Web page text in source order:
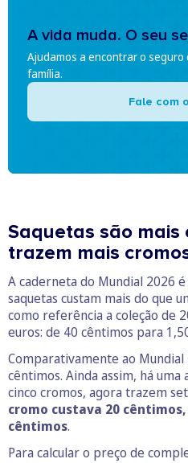
A vida muda. O seu
Ajudamos a encontrar o seguro
família.
Fale com
Saquetas são mais
trazem mais
A caderneta do Mundial 2026
saquetas custam mais do que
como referência a coleção de
euros: de 40 cêntimos para
Comparativamente ao
cêntimos. Ainda assim, há
cinco cromos, agora trazem
cromo custava 20 cêntimos,
cêntimos.
Para calcular o preço de